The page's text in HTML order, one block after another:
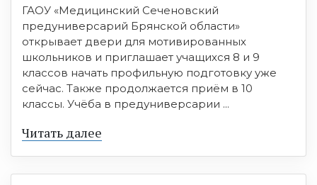
ГАОУ «Медицинский Сеченовский
предуниверсарий Брянской области»
открывает двери для мотивированных
школьников и приглашает учащихся 8 и 9
классов начать профильную подготовку уже
сейчас. Также продолжается приём в 10
классы. Учёба в предуниверсарии ...
Читать далее